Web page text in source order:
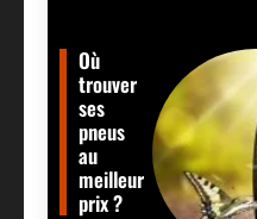
Où
trouver
ses
pneus
au
meilleur
prix ?